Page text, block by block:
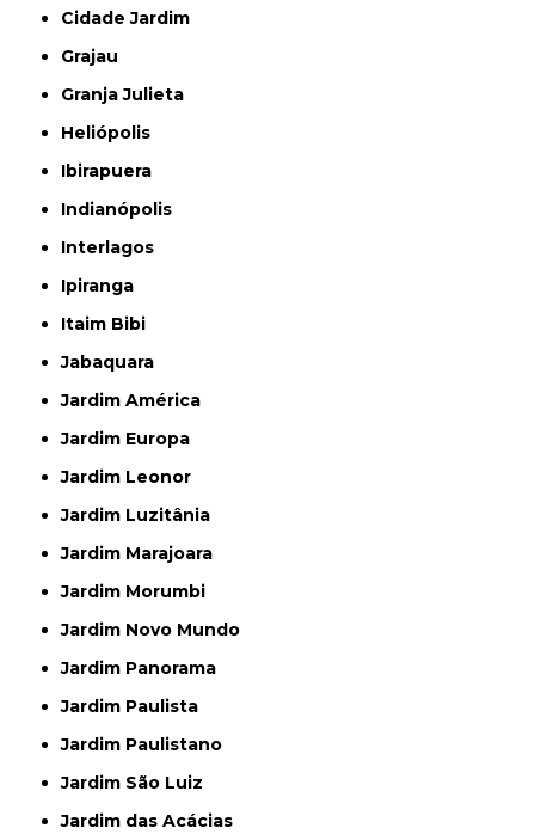
Cidade Jardim
Grajau
Granja Julieta
Heliópolis
Ibirapuera
Indianópolis
Interlagos
Ipiranga
Itaim Bibi
Jabaquara
Jardim América
Jardim Europa
Jardim Leonor
Jardim Luzitânia
Jardim Marajoara
Jardim Morumbi
Jardim Novo Mundo
Jardim Panorama
Jardim Paulista
Jardim Paulistano
Jardim São Luiz
Jardim das Acácias